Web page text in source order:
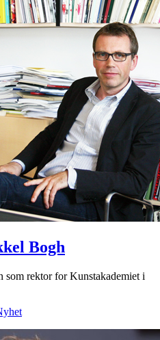
Bogh
rektor for Kunstakademiet i